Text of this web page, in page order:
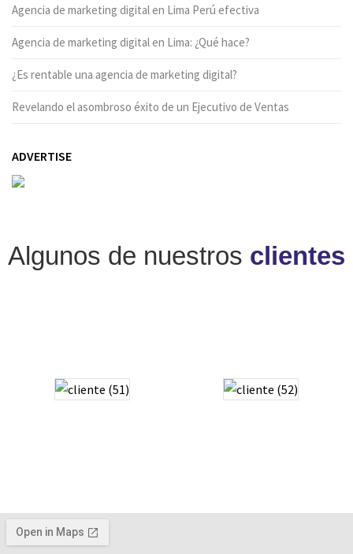
Agencia de marketing digital en Lima Perú efectiva
Agencia de marketing digital en Lima: ¿Qué hace?
¿Es rentable una agencia de marketing digital?
Revelando el asombroso éxito de un Ejecutivo de Ventas
ADVERTISE
Algunos de nuestros clientes